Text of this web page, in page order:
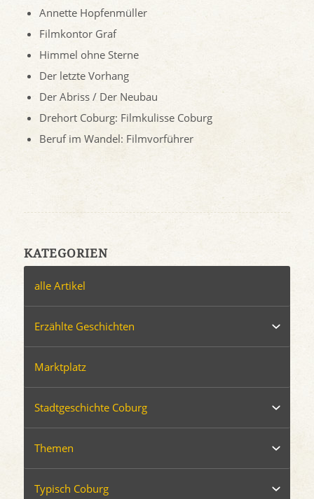
Annette Hopfenmüller
Filmkontor Graf
Himmel ohne Sterne
Der letzte Vorhang
Der Abriss / Der Neubau
Drehort Coburg: Filmkulisse Coburg
Beruf im Wandel: Filmvorführer
KATEGORIEN
alle Artikel
Erzählte Geschichten
Marktplatz
Stadtgeschichte Coburg
Themen
Typisch Coburg